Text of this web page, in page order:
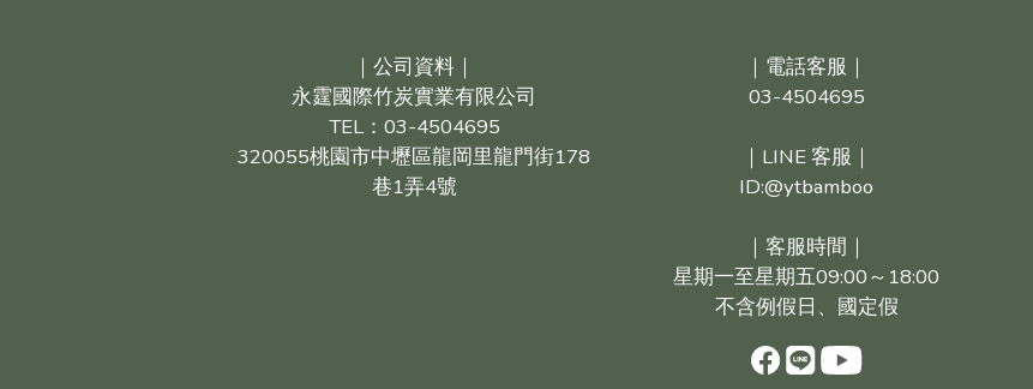
｜公司資料｜
永霆國際竹炭實業有限公司
TEL：03-4504695
320055桃園市中壢區龍岡里龍門街178
巷1弄4號
｜電話客服｜
03-4504695
｜LINE 客服｜
ID:@ytbamboo
｜客服時間｜
星期一至星期五09:00～18:00
不含例假日、國定假